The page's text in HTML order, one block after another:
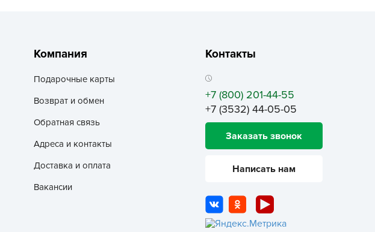
АгроСпан
АГРОУСПЕХ
АГРОЭЛИТА
АЭЛИТА
Компания
Подарочные карты
Возврат и обмен
Обратная связь
Адреса и контакты
Доставка и оплата
Вакансии
Контакты
+7 (800) 201-44-55
+7 (3532) 44-05-05
Заказать звонок
Написать нам